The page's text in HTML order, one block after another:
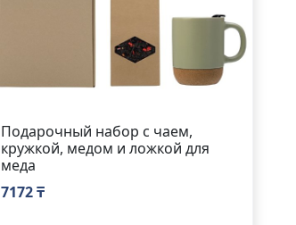
Подарочный набор с чаем,
кружкой, медом и ложкой для
меда
7172 ₸